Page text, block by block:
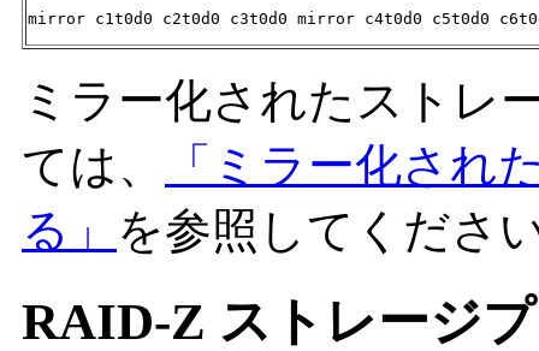
mirror c1t0d0 c2t0d0 c3t0d0 mirror c4t0d0 c5t0d0
ミラー化されたストレ
ては、
「ミラー化され
る」 を参照してくださ
RAID-Z ストレージ